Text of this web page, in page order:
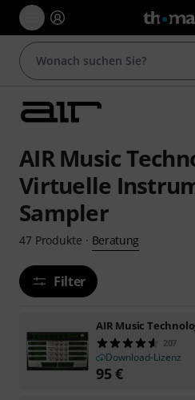
AIR Music
Virtuelle
Sampler
47 Produkte · Beratung
Filter
AIR Music
207
Download-Lizenz
95€